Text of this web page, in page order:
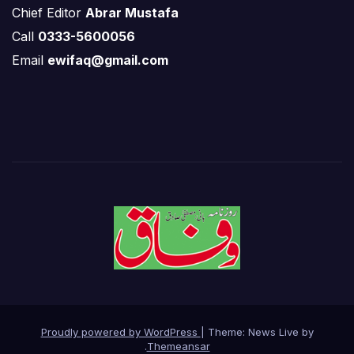
Chief Editor Abrar Mustafa
Call 0333-5600056
Email ewifaq@gmail.com
Proudly powered by WordPress
Theme: News Live by
Themeansar
.